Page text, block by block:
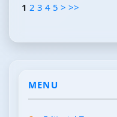
1 2 3 4 5 > >>
MENU